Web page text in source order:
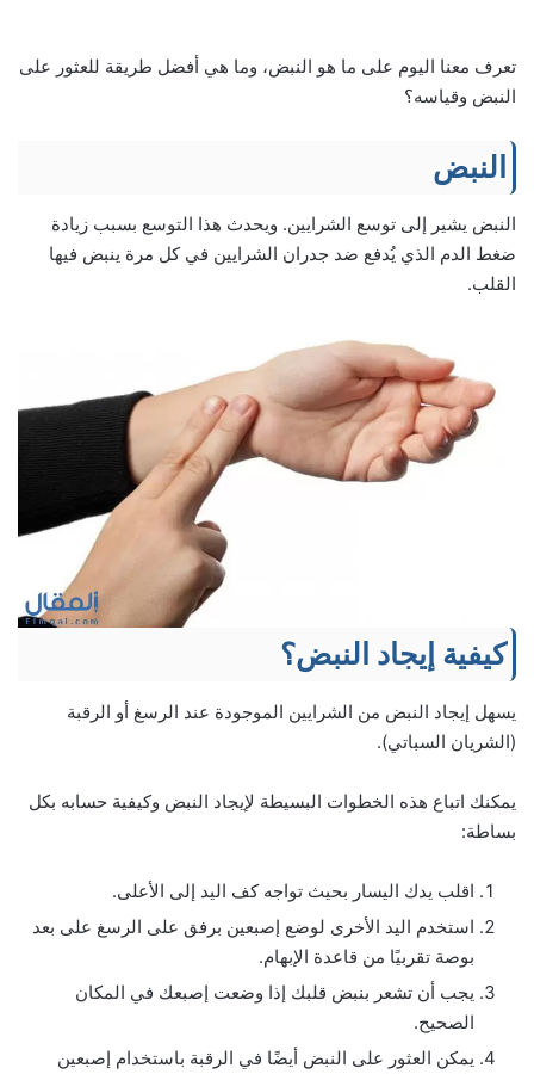
تعرف معنا اليوم على ما هو النبض، وما هي أفضل طريقة للعثور على
النبض وقياسه؟
النبض
النبض يشير إلى توسع الشرايين. ويحدث هذا التوسع بسبب زيادة
ضغط الدم الذي يُدفع ضد جدران الشرايين في كل مرة ينبض فيها
القلب.
كيفية إيجاد النبض؟
يسهل إيجاد النبض من الشرايين الموجودة عند الرسغ أو الرقبة
(الشريان السباتي).
يمكنك اتباع هذه الخطوات البسيطة لإيجاد النبض وكيفية حسابه بكل
بساطة:
اقلب يدك اليسار بحيث تواجه كف اليد إلى الأعلى.
استخدم اليد الأخرى لوضع إصبعين برفق على الرسغ على بعد
بوصة تقربيًا من قاعدة الإبهام.
يجب أن تشعر بنبض قلبك إذا وضعت إصبعك في المكان
الصحيح.
يمكن العثور على النبض أيضًا في الرقبة باستخدام إصبعين